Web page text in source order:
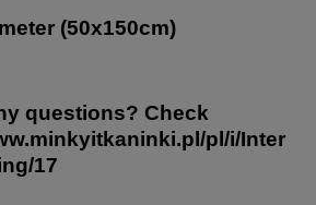
(50x150cm)
questions? Check
pl/i/Inter
17